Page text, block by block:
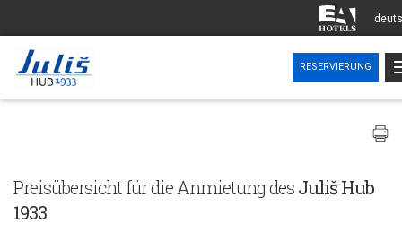
RESERVIERUNG
Preisübersicht für die Anmietung desJuliš Hub
1933